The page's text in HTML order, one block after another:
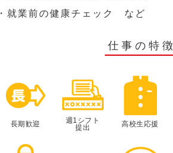
・就業前の健康チェック など
仕事の特徴
長期歓迎
週1シフト
提出
高校生応援